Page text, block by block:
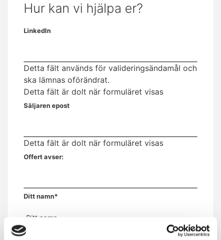
Hur kan vi hjälpa er?
LinkedIn
Detta fält används för valideringsändamål och
ska lämnas oförändrat.
Detta fält är dolt när formuläret visas
Säljaren epost
Detta fält är dolt när formuläret visas
Offert avser:
Ditt namn*
E-post